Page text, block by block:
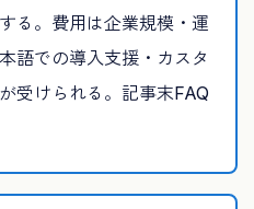
る。費用は企業規模・運
語での導入支援・カスタ
受けられる。記事末FAQ